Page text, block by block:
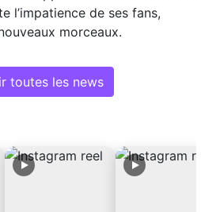
l’impatience de ses fans,
morceaux.
toutes les news